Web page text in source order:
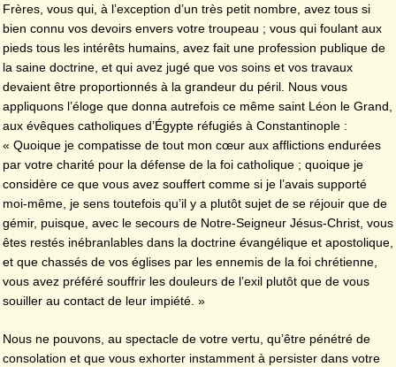
Frères, vous qui, à l’exception d’un très petit nombre, avez tous si
bien connu vos devoirs envers votre troupeau ; vous qui foulant aux
pieds tous les intérêts humains, avez fait une profession publique de
la saine doctrine, et qui avez jugé que vos soins et vos travaux
devaient être proportionnés à la grandeur du péril. Nous vous
appliquons l’éloge que donna autrefois ce même saint Léon le Grand,
aux évêques catholiques d’Égypte réfugiés à Constantinople :
« Quoique je compatisse de tout mon cœur aux afflictions endurées
par votre charité pour la défense de la foi catholique ; quoique je
considère ce que vous avez souffert comme si je l’avais supporté
moi-même, je sens toutefois qu’il y a plutôt sujet de se réjouir que de
gémir, puisque, avec le secours de Notre-Seigneur Jésus-Christ, vous
êtes restés inébranlables dans la doctrine évangélique et apostolique,
et que chassés de vos églises par les ennemis de la foi chrétienne,
vous avez préféré souffrir les douleurs de l’exil plutôt que de vous
souiller au contact de leur impiété. »
Nous ne pouvons, au spectacle de votre vertu, qu’être pénétré de
consolation et que vous exhorter instamment à persister dans votre